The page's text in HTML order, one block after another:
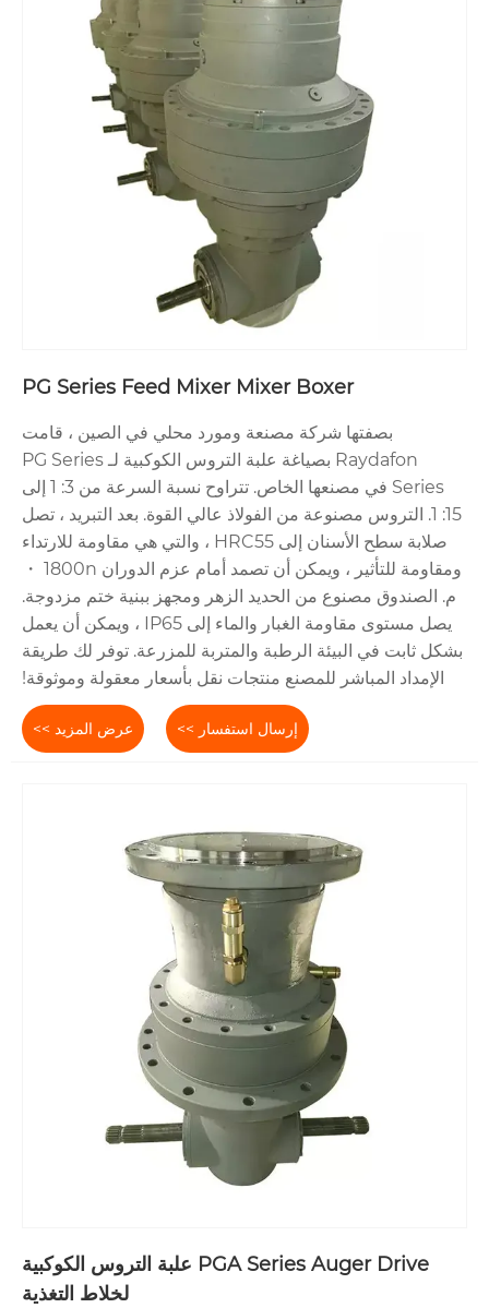
PG Series Feed Mixer Mixer Boxer
بصفتها شركة مصنعة ومورد محلي في الصين ، قامت
Raydafon بصياغة علبة التروس الكوكبية لـ PG Series
Series في مصنعها الخاص. تتراوح نسبة السرعة من 3: 1 إلى
15: 1. التروس مصنوعة من الفولاذ عالي القوة. بعد التبريد ، تصل
صلابة سطح الأسنان إلى HRC55 ، والتي هي مقاومة للارتداء
ومقاومة للتأثير ، ويمكن أن تصمد أمام عزم الدوران 1800n ・
م. الصندوق مصنوع من الحديد الزهر ومجهز ببنية ختم مزدوجة.
يصل مستوى مقاومة الغبار والماء إلى IP65 ، ويمكن أن يعمل
بشكل ثابت في البيئة الرطبة والمتربة للمزرعة. توفر لك طريقة
الإمداد المباشر للمصنع منتجات نقل بأسعار معقولة وموثوقة!
عرض المزيد >> إرسال استفسار >>
PGA Series Auger Drive علبة التروس الكوكبية
لخلاط التغذية